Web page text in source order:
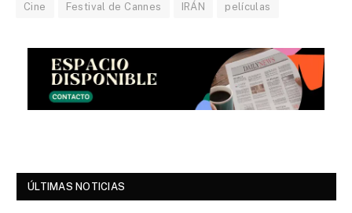
Cine Festival de Cannes IRÁN películas
ÚLTIMAS NOTICIAS